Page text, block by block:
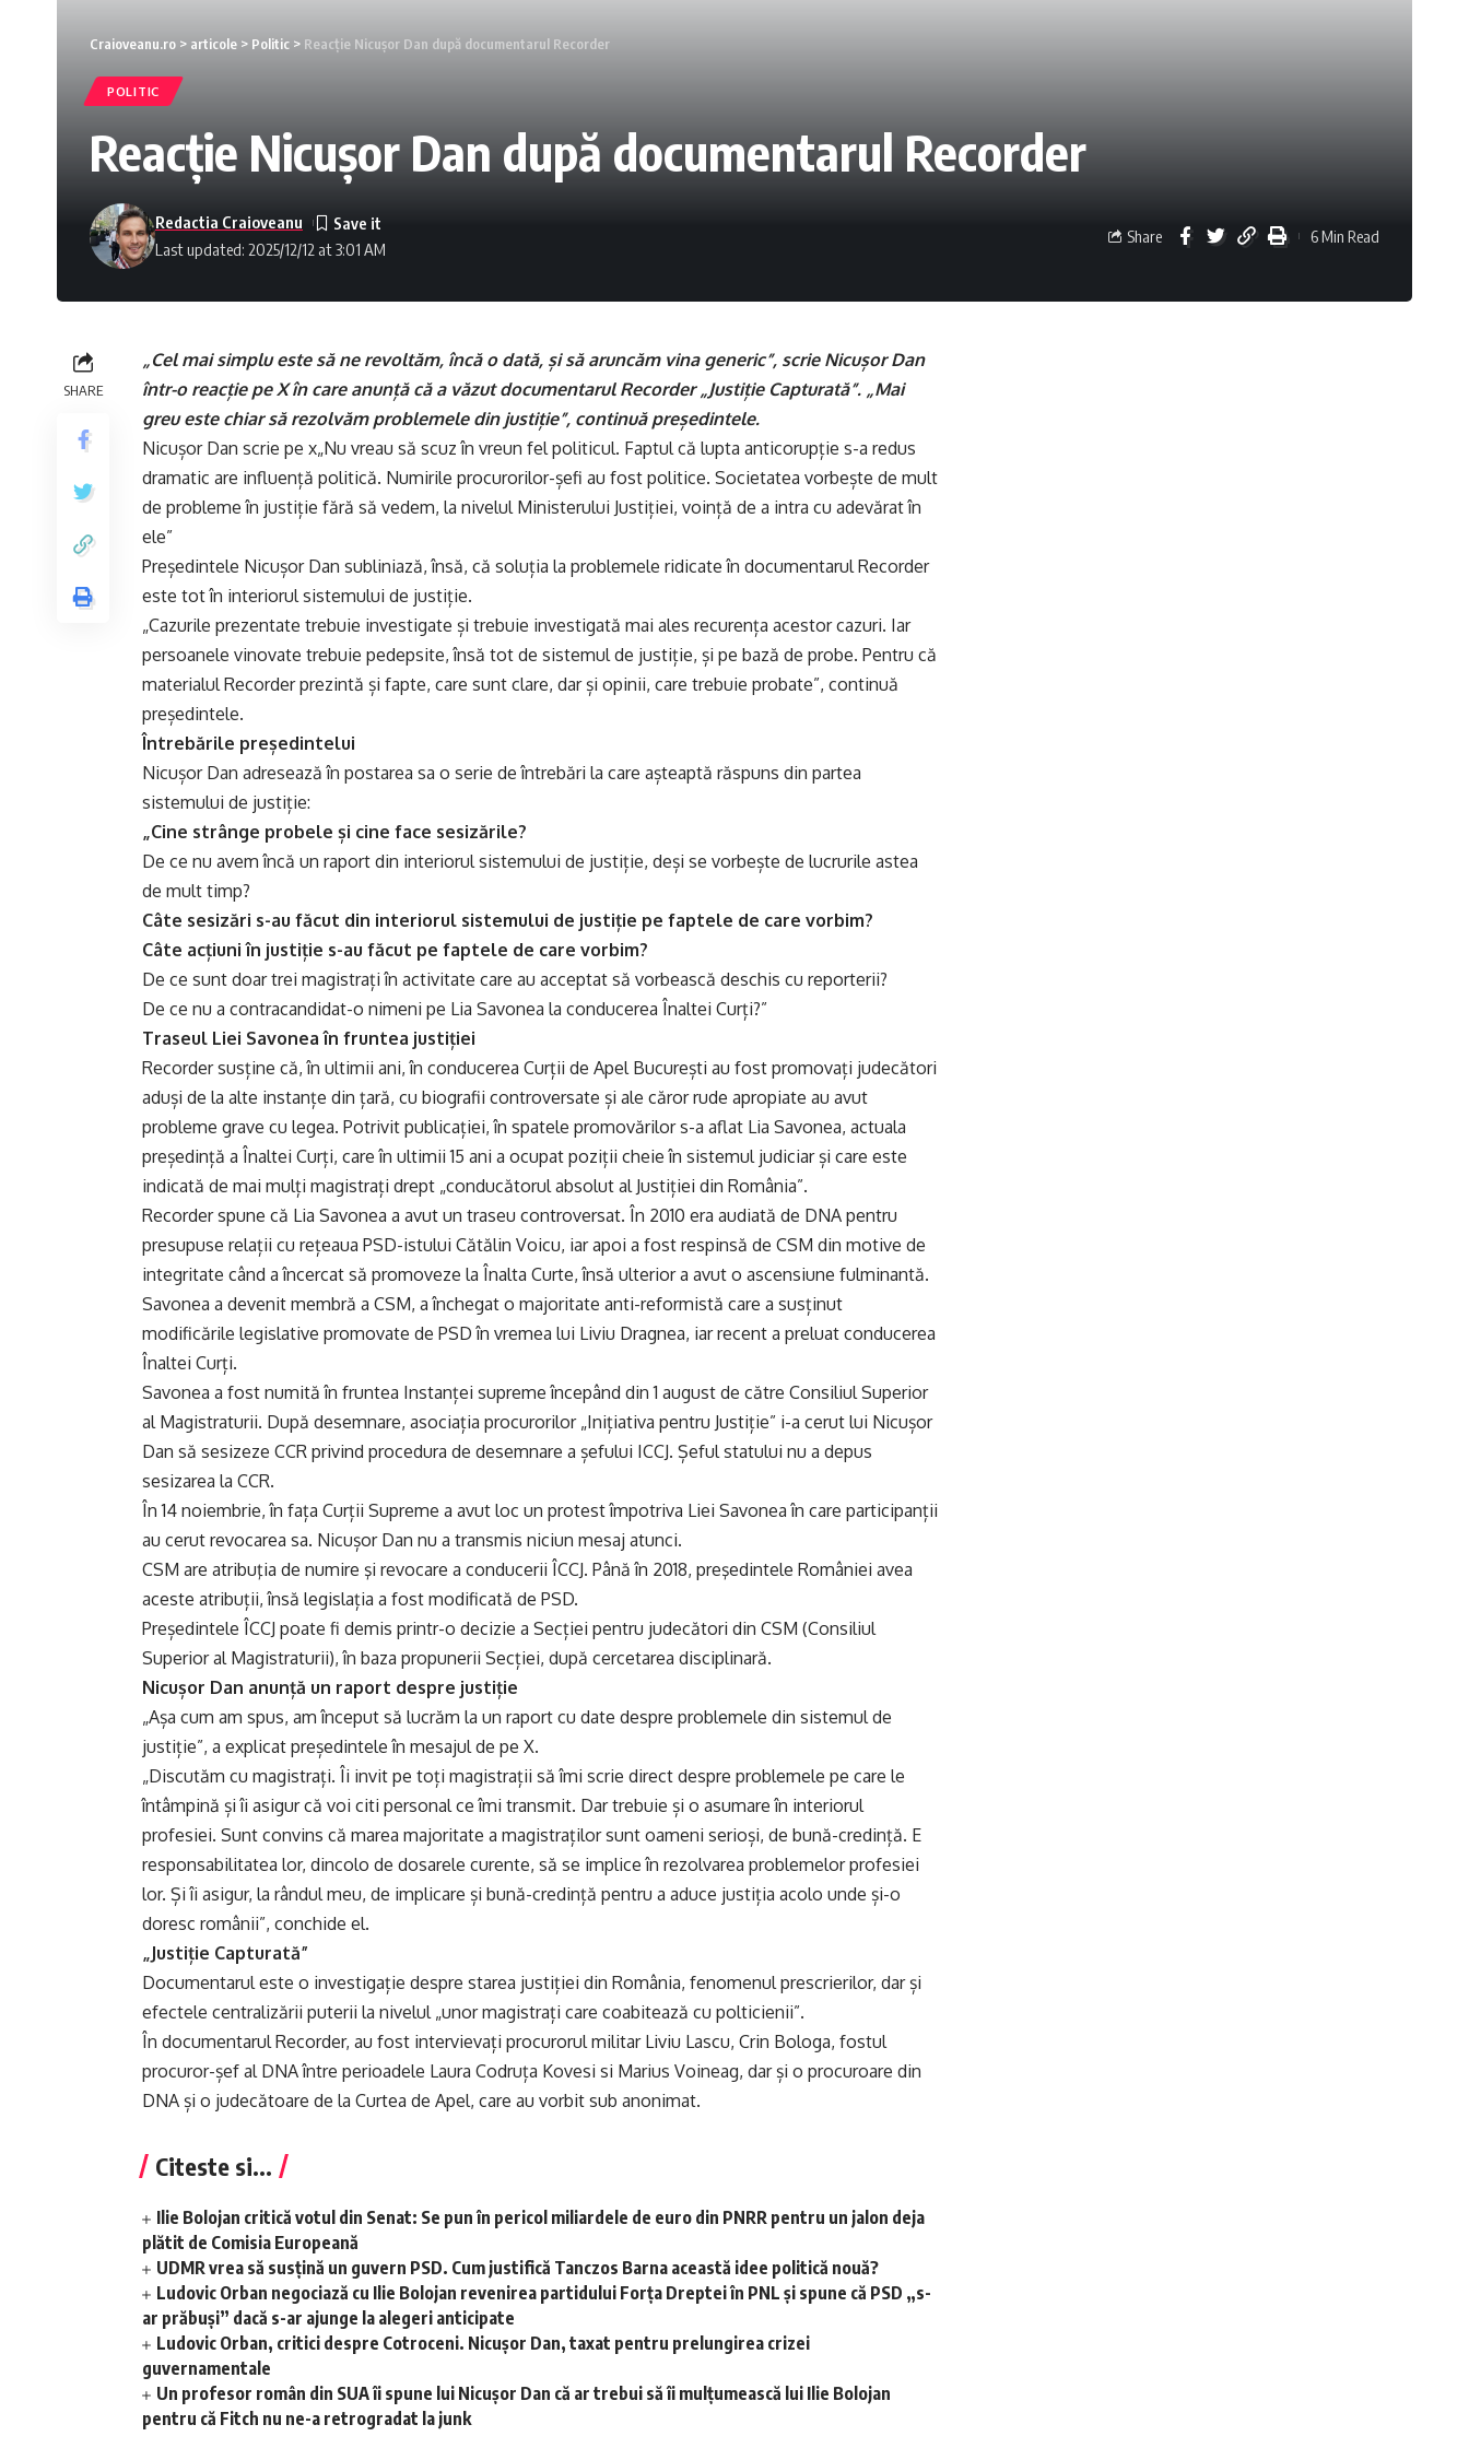
Craioveanu.ro > articole > Politic > Reacție Nicușor Dan după documentarul Recorder
POLITIC
Reacție Nicușor Dan după documentarul Recorder
Last updated: 2025/12/12 at 3:01 AM
Redactia Craioveanu
Share 6 Min Read
SHARE
„Cel mai simplu este să ne revoltăm, încă o dată, și să aruncăm vina generic”, scrie Nicușor Dan
într-o reacție pe X în care anunță că a văzut documentarul Recorder „Justiție Capturată”. „Mai
greu este chiar să rezolvăm problemele din justiție”, continuă președintele.
Nicușor Dan scrie pe x„Nu vreau să scuz în vreun fel politicul. Faptul că lupta anticorupție s-a redus
dramatic are influență politică. Numirile procurorilor-șefi au fost politice. Societatea vorbește de mult
de probleme în justiție fără să vedem, la nivelul Ministerului Justiției, voință de a intra cu adevărat în
ele”
Președintele Nicușor Dan subliniază, însă, că soluția la problemele ridicate în documentarul Recorder
este tot în interiorul sistemului de justiție.
„Cazurile prezentate trebuie investigate și trebuie investigată mai ales recurența acestor cazuri. Iar
persoanele vinovate trebuie pedepsite, însă tot de sistemul de justiție, și pe bază de probe. Pentru că
materialul Recorder prezintă și fapte, care sunt clare, dar și opinii, care trebuie probate”, continuă
președintele.
Întrebările președintelui
Nicușor Dan adresează în postarea sa o serie de întrebări la care așteaptă răspuns din partea
sistemului de justiție:
„Cine strânge probele și cine face sesizările?
De ce nu avem încă un raport din interiorul sistemului de justiție, deși se vorbește de lucrurile astea
de mult timp?
Câte sesizări s-au făcut din interiorul sistemului de justiție pe faptele de care vorbim?
Câte acțiuni în justiție s-au făcut pe faptele de care vorbim?
De ce sunt doar trei magistrați în activitate care au acceptat să vorbească deschis cu reporterii?
De ce nu a contracandidat-o nimeni pe Lia Savonea la conducerea Înaltei Curți?”
Traseul Liei Savonea în fruntea justiției
Recorder susține că, în ultimii ani, în conducerea Curții de Apel București au fost promovați judecători
aduși de la alte instanțe din țară, cu biografii controversate și ale căror rude apropiate au avut
probleme grave cu legea. Potrivit publicației, în spatele promovărilor s-a aflat Lia Savonea, actuala
președință a Înaltei Curți, care în ultimii 15 ani a ocupat poziții cheie în sistemul judiciar și care este
indicată de mai mulți magistrați drept „conducătorul absolut al Justiției din România”.
Recorder spune că Lia Savonea a avut un traseu controversat. În 2010 era audiată de DNA pentru
presupuse relații cu rețeaua PSD-istului Cătălin Voicu, iar apoi a fost respinsă de CSM din motive de
integritate când a încercat să promoveze la Înalta Curte, însă ulterior a avut o ascensiune fulminantă.
Savonea a devenit membră a CSM, a închegat o majoritate anti-reformistă care a susținut
modificările legislative promovate de PSD în vremea lui Liviu Dragnea, iar recent a preluat conducerea
Înaltei Curți.
Savonea a fost numită în fruntea Instanței supreme începând din 1 august de către Consiliul Superior
al Magistraturii. După desemnare, asociația procurorilor „Inițiativa pentru Justiție” i-a cerut lui Nicușor
Dan să sesizeze CCR privind procedura de desemnare a șefului ICCJ. Șeful statului nu a depus
sesizarea la CCR.
În 14 noiembrie, în fața Curții Supreme a avut loc un protest împotriva Liei Savonea în care participanții
au cerut revocarea sa. Nicușor Dan nu a transmis niciun mesaj atunci.
CSM are atribuţia de numire şi revocare a conducerii ÎCCJ. Până în 2018, preşedintele României avea
aceste atribuții, însă legislația a fost modificată de PSD.
Președintele ÎCCJ poate fi demis printr-o decizie a Secției pentru judecători din CSM (Consiliul
Superior al Magistraturii), în baza propunerii Secției, după cercetarea disciplinară.
Nicușor Dan anunță un raport despre justiție
„Așa cum am spus, am început să lucrăm la un raport cu date despre problemele din sistemul de
justiție”, a explicat președintele în mesajul de pe X.
„Discutăm cu magistrați. Îi invit pe toți magistrații să îmi scrie direct despre problemele pe care le
întâmpină și îi asigur că voi citi personal ce îmi transmit. Dar trebuie și o asumare în interiorul
profesiei. Sunt convins că marea majoritate a magistraților sunt oameni serioși, de bună-credință. E
responsabilitatea lor, dincolo de dosarele curente, să se implice în rezolvarea problemelor profesiei
lor. Și îi asigur, la rândul meu, de implicare și bună-credință pentru a aduce justiția acolo unde și-o
doresc românii”, conchide el.
„Justiție Capturată”
Documentarul este o investigație despre starea justiției din România, fenomenul prescrierilor, dar și
efectele centralizării puterii la nivelul „unor magistrați care coabitează cu polticienii”.
În documentarul Recorder, au fost intervievați procurorul militar Liviu Lascu, Crin Bologa, fostul
procuror-șef al DNA între perioadele Laura Codruța Kovesi si Marius Voineag, dar și o procuroare din
DNA și o judecătoare de la Curtea de Apel, care au vorbit sub anonimat.
Citeste si...
Ilie Bolojan critică votul din Senat: Se pun în pericol miliardele de euro din PNRR pentru un jalon deja
plătit de Comisia Europeană
UDMR vrea să susţină un guvern PSD. Cum justifică Tanczos Barna această idee politică nouă?
Ludovic Orban negociază cu Ilie Bolojan revenirea partidului Forța Dreptei în PNL şi spune că PSD „s-
ar prăbuși” dacă s-ar ajunge la alegeri anticipate
Ludovic Orban, critici despre Cotroceni. Nicușor Dan, taxat pentru prelungirea crizei
guvernamentale
Un profesor român din SUA îi spune lui Nicușor Dan că ar trebui să îi mulțumească lui Ilie Bolojan
pentru că Fitch nu ne-a retrogradat la junk